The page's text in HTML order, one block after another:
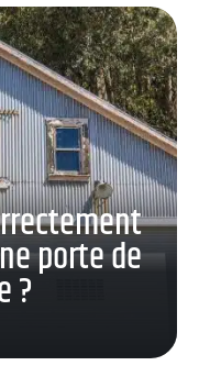
porte de
?